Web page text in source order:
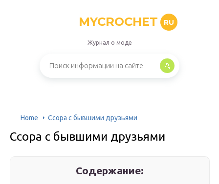
MYCROCHET RU
Журнал о моде
Home Ссора с бывшими друзьями
Ссора с бывшими друзьями
Содержание: